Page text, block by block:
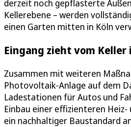
derzeit noch gepflasterte
Kellerebene – werden
einen Garten mitten in Köln
Eingang zieht vom Keller
Zusammen mit weiteren
Photovoltaik-Anlage auf dem
Ladestationen für Autos und
Einbau einer effizienteren
ein nachhaltiger Baustandard